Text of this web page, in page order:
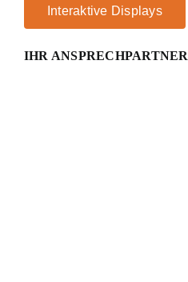
Interaktive Displays
IHR ANSPRECHPARTNER